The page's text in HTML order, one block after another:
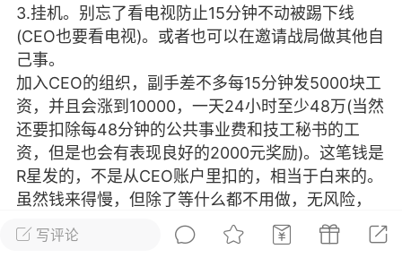
游民通 Lv.13
版主
19 23:03
我在商城购买的虚拟产品显示自动发
在那里查看卡密？
发货的商品在那里查看卡密？答：查看
：下单以后在右边消息栏查看卡密，或
像 — 我的订单 — 待评价 — 查看订单，
看卡密详情问：我...
写评论
3.挂机。别忘了看电视防止15分钟不动被踢下线
(CEO也要看电视)。或者也可以在邀请战局做其他自
己事。
加入CEO的组织，副手差不多每15分钟发5000块工
资，并且会涨到10000，一天24小时至少48万(当然
还要扣除每48分钟的公共事业费和技工秘书的工
资，但是也会有表现良好的2000元奖励)。这笔钱是
R星发的，不是从CEO账户里扣的，相当于白来的。
虽然钱来得慢，但除了等什么都不用做，无风险，
最傻瓜式。
注：CEO挂机时无工资，游戏里每天(现实中每48分